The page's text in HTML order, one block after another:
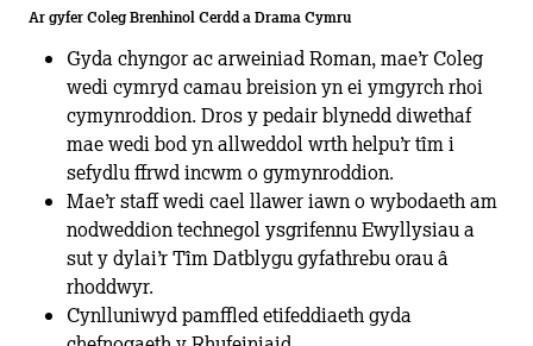
Ar gyfer Coleg Brenhinol Cerdd a Drama Cymru
Gyda chyngor ac arweiniad Roman, mae’r Coleg
wedi cymryd camau breision yn ei ymgyrch rhoi
cymynroddion. Dros y pedair blynedd diwethaf
mae wedi bod yn allweddol wrth helpu’r tîm i
sefydlu ffrwd incwm o gymynroddion.
Mae’r staff wedi cael llawer iawn o wybodaeth am
nodweddion technegol ysgrifennu Ewyllysiau a
sut y dylai’r Tîm Datblygu gyfathrebu orau â
rhoddwyr.
Cynlluniwyd pamffled etifeddiaeth gyda